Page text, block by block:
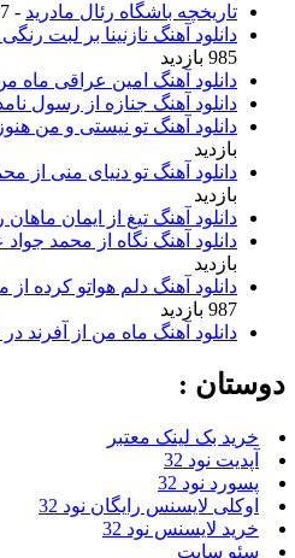
تاریخچه باشگاه رئال مادرید - 107 بازدید
دانلود آهنگ نازنینا بر لبت
985 بازدید
دانلود آهنگ امین عراقی ماه
دانلود آهنگ جنازه از رسول
دانلود آهنگ تو نیستی و من
بازدید
دانلود آهنگ تو دنیای منی از
بازدید
دانلود آهنگ تیغ از ایمان ماهان
دانلود آهنگ نگاه از محمد
بازدید
دانلود آهنگ دلم هواتو کرده
987 بازدید
دانلود آهنگ ماه من از آفرند
دوستان :
خرید بک لینک معتبر
آپدیت نود 32
پسورد نود 32
اوکلی لایسنس رایگان نود 32
خرید لایسنس نود 32
سئو سایت